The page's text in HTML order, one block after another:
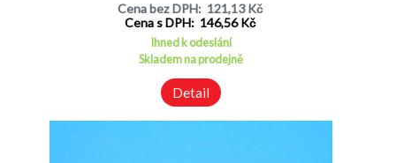
Cena bez DPH: 121,13 Kč
Cena s DPH: 146,56 Kč
Ihned k odeslání
Skladem na prodejně
Detail